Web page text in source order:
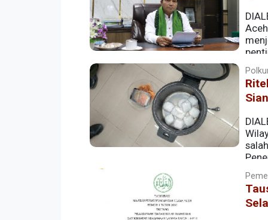
wahyu Allah SWT kepada Nabi
siap saji pada siang hari di bulan suci